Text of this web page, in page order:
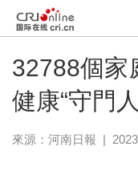
32788個家
健康“守門
來源： 河南日報 |